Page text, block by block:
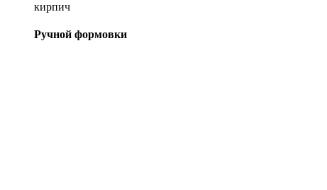
кирпич
Ручной формовки